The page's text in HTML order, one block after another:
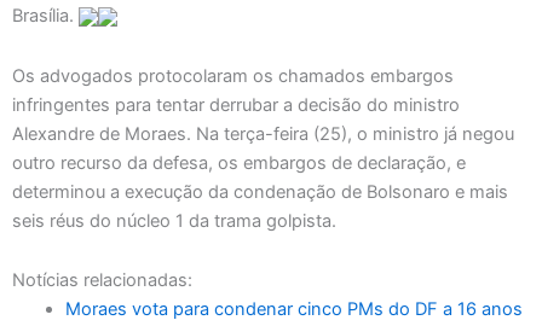
Brasília.
Os advogados protocolaram os chamados embargos
infringentes para tentar derrubar a decisão do ministro
Alexandre de Moraes. Na terça-feira (25), o ministro já negou
outro recurso da defesa, os embargos de declaração, e
determinou a execução da condenação de Bolsonaro e mais
seis réus do núcleo 1 da trama golpista.
Notícias relacionadas:
Moraes vota para condenar cinco PMs do DF a 16 anos